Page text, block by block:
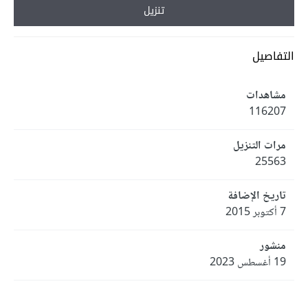
تنزيل
التفاصيل
مشاهدات
116207
مرات التنزيل
25563
تاريخ الإضافة
7 أكتوبر 2015
منشور
19 أغسطس 2023